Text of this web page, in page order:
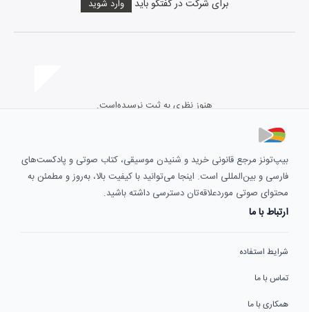
برای شرکت در گفتگو باید وارد شوید
هنوز نظری به ثبت نرسیده‌است.
بیپ‌تونز مرجع قانونی خرید و شنیدن موسیقی، کتاب صوتی و پادکست‌های
فارسی و بین‌المللی است. اینجا می‌توانید با کیفیت بالا، به‌روز و مطمئن به
محتوای صوتی موردعلاقه‌تان دسترسی داشته باشید.
ارتباط با ما
شرایط استفاده
تماس با ما
همکاری با ما